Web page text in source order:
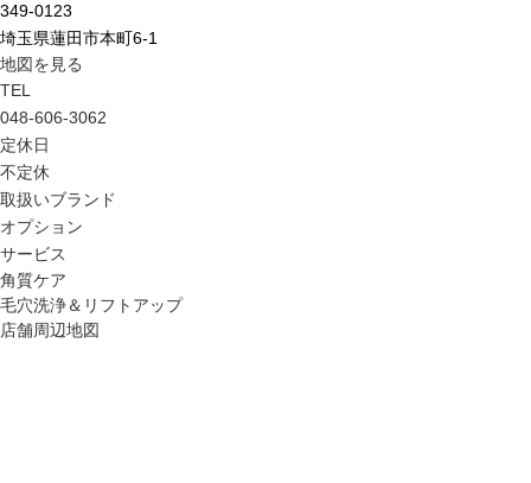
349-0123
埼玉県蓮田市本町6-1
地図を見る
TEL
048-606-3062
定休日
不定休
取扱いブランド
オプション
サービス
角質ケア
毛穴洗浄＆リフトアップ
店舗周辺地図